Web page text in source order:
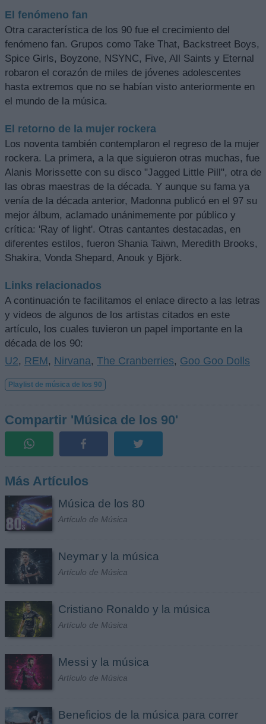
El fenómeno fan
Otra característica de los 90 fue el crecimiento del
fenómeno fan. Grupos como Take That, Backstreet Boys,
Spice Girls, Boyzone, NSYNC, Five, All Saints y Eternal
robaron el corazón de miles de jóvenes adolescentes
hasta extremos que no se habían visto anteriormente en
el mundo de la música.
El retorno de la mujer rockera
Los noventa también contemplaron el regreso de la mujer
rockera. La primera, a la que siguieron otras muchas, fue
Alanis Morissette con su disco "Jagged Little Pill", otra de
las obras maestras de la década. Y aunque su fama ya
venía de la década anterior, Madonna publicó en el 97 su
mejor álbum, aclamado unánimemente por público y
crítica: 'Ray of light'. Otras cantantes destacadas, en
diferentes estilos, fueron Shania Taiwn, Meredith Brooks,
Shakira, Vonda Shepard, Anouk y Björk.
Links relacionados
A continuación te facilitamos el enlace directo a las letras
y videos de algunos de los artistas citados en este
artículo, los cuales tuvieron un papel importante en la
década de los 90:
U2, REM, Nirvana, The Cranberries, Goo Goo Dolls
Playlist de música de los 90
Compartir 'Música de los 90'
Más Artículos
Música de los 80
Artículo de Música
Neymar y la música
Artículo de Música
Cristiano Ronaldo y la música
Artículo de Música
Messi y la música
Artículo de Música
Beneficios de la música para correr